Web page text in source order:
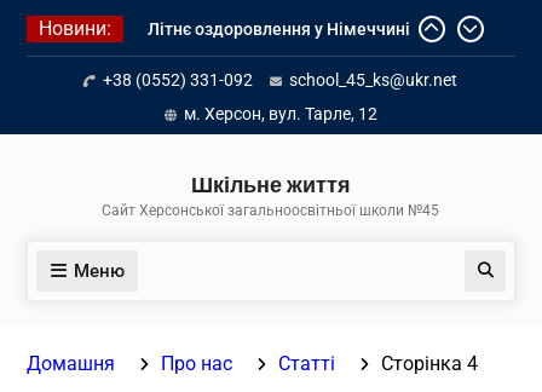
Перейти
Новини:
Літнє оздоровлення у Німеччині
Діалог з бізнесом
Інформація про вступ молоді з
тимчасово окупованих територій
до українських закладів освіти
+38 (0552) 331-092
school_45_ks@ukr.net
м. Херсон, вул. Тарле, 12
Шкільне життя
Сайт Херсонської загальноосвітньої школи №45
Меню Пошук
Домашня Про нас Статті Сторінка 4